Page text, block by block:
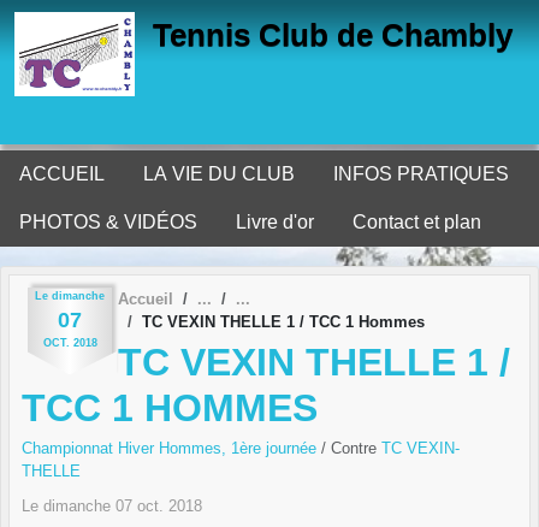
Tennis Club de Chambly
ACCUEIL LA VIE DU CLUB INFOS PRATIQUES
PHOTOS & VIDÉOS Livre d'or Contact et plan
Le dimanche
07
OCT. 2018
Accueil
TC VEXIN THELLE 1 / TCC 1 Hommes
TC VEXIN THELLE 1 /
TCC 1 HOMMES
Championnat Hiver Hommes, 1ère journée / Contre TC VEXIN-
THELLE
Le dimanche 07 oct. 2018
Panneau de gestion des cookies